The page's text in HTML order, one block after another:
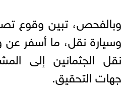
وبالفحص، تبين وقوع
وسيارة نقل، ما أسفر
نقل الجثمانين إلى
جهات التحقيق.